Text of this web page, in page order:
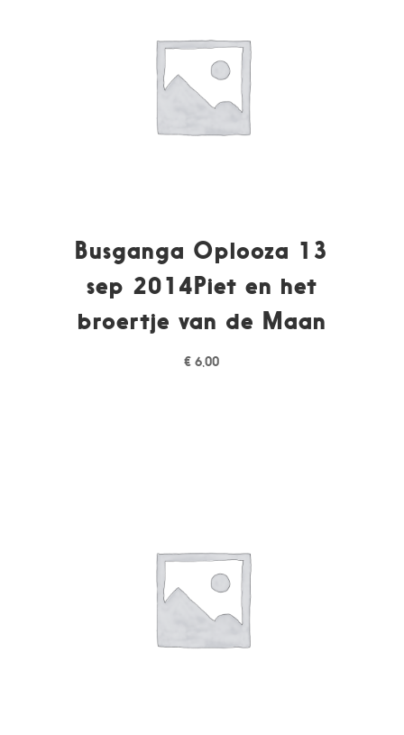
Busganga Oplooza 13
sep 2014Piet en het
broertje van de Maan
€ 6,00